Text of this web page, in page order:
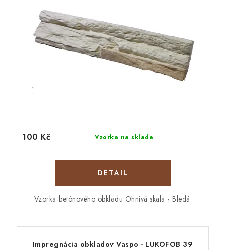
Vzorka na sklade
100 Kč
DETAIL
Vzorka betónového obkladu Ohnivá skala - Bledá.
Impregnácia obkladov Vaspo - LUKOFOB 39